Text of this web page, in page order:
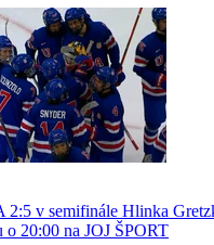
2:5 v semifinále Hlinka
o 20:00 na JOJ ŠPORT